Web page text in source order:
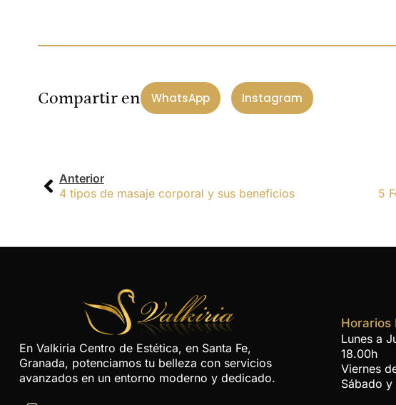
Compartir en WhatsApp Instagram
Anterior
4 tipos de masaje corporal y sus beneficios
5
En Valkiria Centro de Estética, en Santa Fe,
Granada, potenciamos tu belleza con servicios
avanzados en un entorno moderno y dedicado.
Horarios
Lunes a
18.00h
Viernes
Sábado